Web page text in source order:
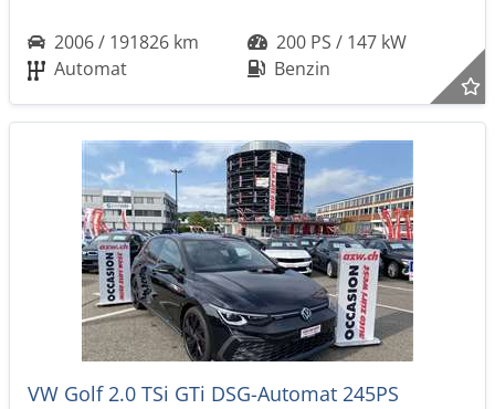
2006 / 191826 km
200 PS / 147 kW
Automat
Benzin
VW Golf 2.0 TSi GTi DSG-Automat 245PS